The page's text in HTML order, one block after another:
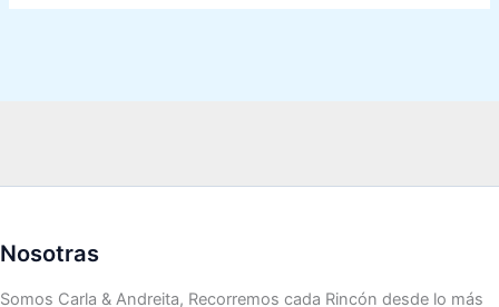
Nosotras
Somos Carla & Andreita, Recorremos cada Rincón desde lo más